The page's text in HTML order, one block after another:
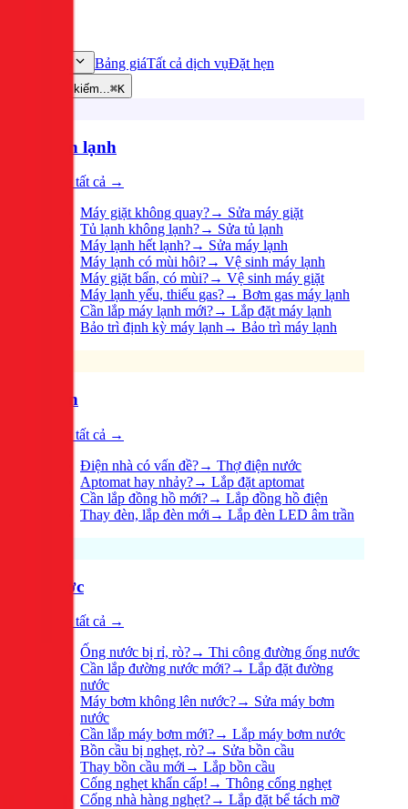
Bảng giáTất cả dịch vụĐặt hẹn
Tìm kiếm...⌘K
Điện lạnh
Xem tất cả →
Máy giặt không quay?→ Sửa máy giặt
Tủ lạnh không lạnh?→ Sửa tủ lạnh
Máy lạnh hết lạnh?→ Sửa máy lạnh
Máy lạnh có mùi hôi?→ Vệ sinh máy lạnh
Máy giặt bẩn, có mùi?→ Vệ sinh máy giặt
Máy lạnh yếu, thiếu gas?→ Bơm gas máy lạnh
Cần lắp máy lạnh mới?→ Lắp đặt máy lạnh
Bảo trì định kỳ máy lạnh→ Bảo trì máy lạnh
Điện
Xem tất cả →
Điện nhà có vấn đề?→ Thợ điện nước
Aptomat hay nhảy?→ Lắp đặt aptomat
Cần lắp đồng hồ mới?→ Lắp đồng hồ điện
Thay đèn, lắp đèn mới → Lắp đèn LED âm trần
Nước
Xem tất cả →
Ống nước bị rỉ, rò?→ Thi công đường ống nước
Cần lắp đường nước mới?→ Lắp đặt đường
nước
Máy bơm không lên nước?→ Sửa máy bơm
nước
Cần lắp máy bơm mới?→ Lắp máy bơm nước
Bồn cầu bị nghẹt, rò?→ Sửa bồn cầu
Thay bồn cầu mới → Lắp bồn cầu
Cống nghẹt khẩn cấp! → Thông cống nghẹt
Cống nhà hàng nghẹt?→ Lắp đặt bể tách mỡ